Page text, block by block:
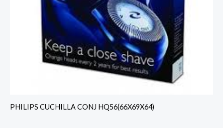
PHILIPS CUCHILLA CONJ HQ56(66X69X64)